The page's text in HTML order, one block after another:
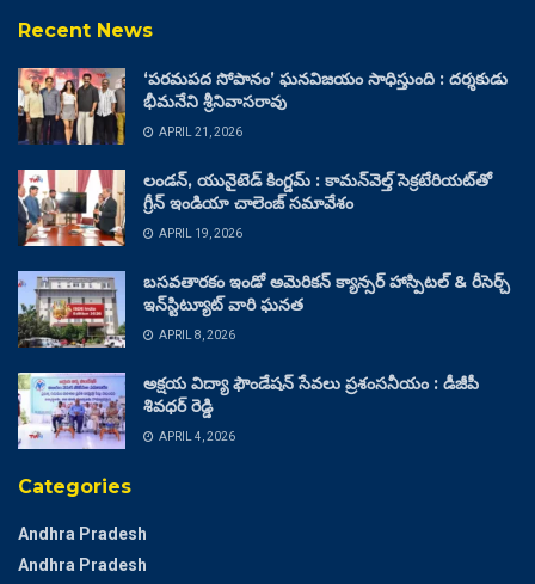
Recent News
‘పరమపద సోపానం’ ఘనవిజయం సాధిస్తుంది : దర్శకుడు
భీమనేని శ్రీనివాసరావు
APRIL 21, 2026
లండన్, యునైటెడ్ కింగ్డమ్ : కామన్‌వెల్త్ సెక్రటేరియట్‌తో
గ్రీన్ ఇండియా చాలెంజ్ సమావేశం
APRIL 19, 2026
బసవతారకం ఇండో అమెరికన్ క్యాన్సర్ హాస్పిటల్ & రీసెర్చ్
ఇన్‌స్టిట్యూట్ వారి ఘనత
APRIL 8, 2026
అక్షయ విద్యా ఫౌండేషన్ సేవలు ప్రశంసనీయం : డీజీపీ
శివధర్ రెడ్డి
APRIL 4, 2026
Categories
Andhra Pradesh
Andhra Pradesh